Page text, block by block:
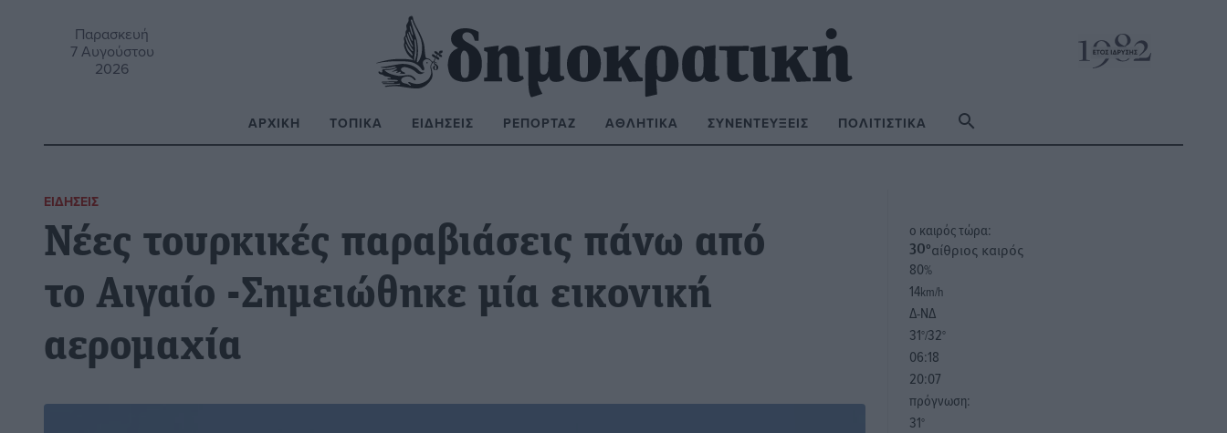
Παρασκευή
7 Αυγούστου
2026
ΑΡΧΙΚΉ ΤΟΠΙΚΆ ΕΙΔΉΣΕΙΣ ΡΕΠΟΡΤΆΖ ΑΘΛΗΤΙΚΆ ΣΥΝΕΝΤΕΎΞΕΙΣ ΠΟΛΙΤΙΣΤΙΚΆ
ΕΙΔΉΣΕΙΣ
Νέες τουρκικές παραβιάσεις πάνω από
το Αιγαίο -Σημειώθηκε μία εικονική
αερομαχία
o καιρός τώρα:
30°αίθριος καιρός
80%
14km/h
Δ-ΝΔ
31°/32°
06:18
20:07
πρόγνωση:
31°